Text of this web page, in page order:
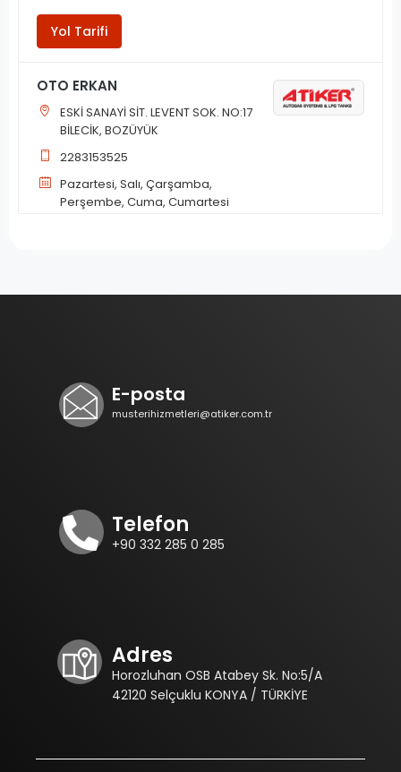
Yol Tarifi
OTO ERKAN
ESKİ SANAYİ SİT. LEVENT SOK. NO:17
BİLECİK, BOZÜYÜK
2283153525
Pazartesi, Salı, Çarşamba,
Perşembe, Cuma, Cumartesi
2283155509
Pazartesi, Salı, Çarşamba,
E-posta
musterihizmetleri@atiker.com.tr
Telefon
+90 332 285 0 285
Adres
Horozluhan OSB Atabey Sk. No:5/A
42120 Selçuklu KONYA / TÜRKİYE